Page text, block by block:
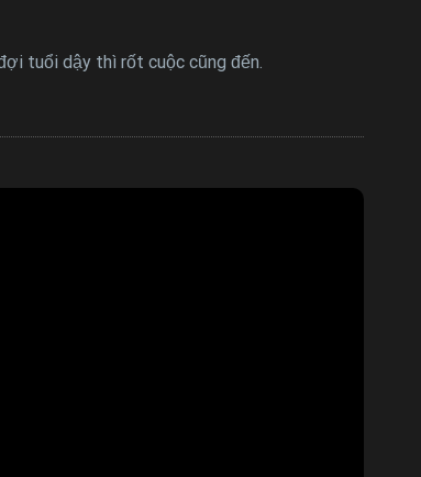
tuổi dậy thì rốt cuộc cũng đến.